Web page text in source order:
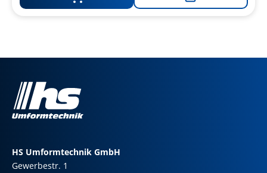
Zur
hinzufügen
HS Umformtechnik GmbH
Gewerbestr. 1